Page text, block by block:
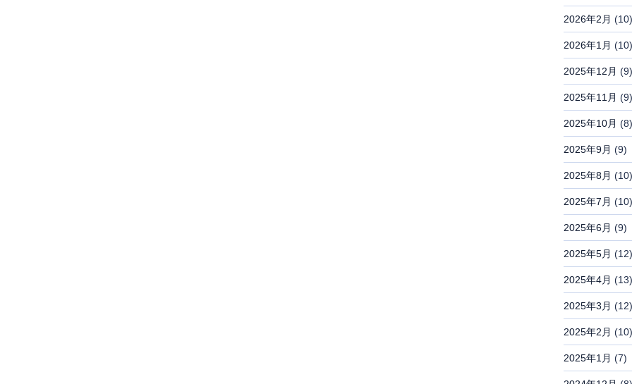
2026年2月 (10)
2026年1月 (10)
2025年12月 (9)
2025年11月 (9)
2025年10月 (8)
2025年9月 (9)
2025年8月 (10)
2025年7月 (10)
2025年6月 (9)
2025年5月 (12)
2025年4月 (13)
2025年3月 (12)
2025年2月 (10)
2025年1月 (7)